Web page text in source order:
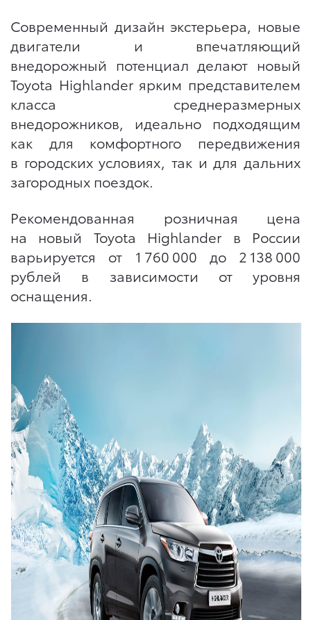
Современный дизайн экстерьера, новые
двигатели и впечатляющий
внедорожный потенциал делают новый
Toyota Highlander ярким представителем
класса среднеразмерных
внедорожников, идеально подходящим
как для комфортного передвижения
в городских условиях, так и для дальних
загородных поездок.
Рекомендованная розничная цена
на новый Toyota Highlander в России
варьируется от 1 760 000 до 2 138 000
рублей в зависимости от уровня
оснащения.